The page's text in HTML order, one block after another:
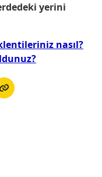
yerini
nasıl?